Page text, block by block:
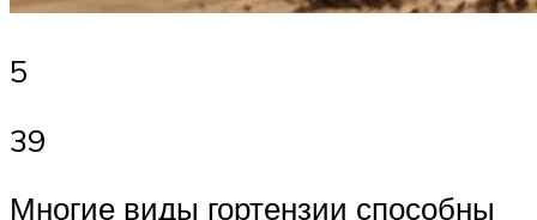
5
39
Многие виды гортензии способны